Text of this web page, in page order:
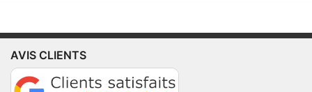
AVIS CLIENTS